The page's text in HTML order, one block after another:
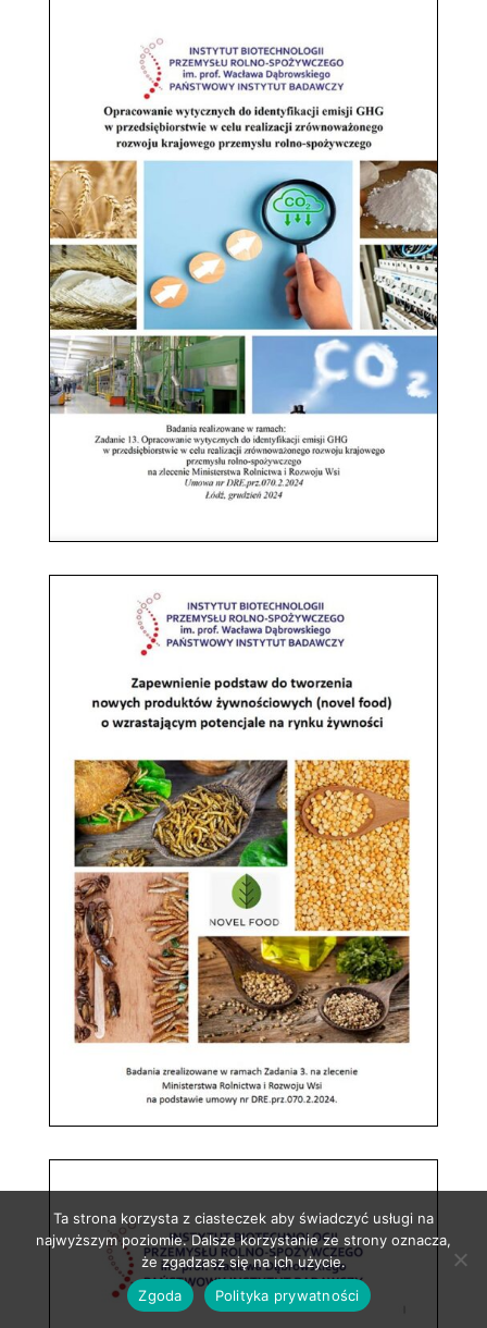
Ta strona korzysta z ciasteczek aby świadczyć usługi na
najwyższym poziomie. Dalsze korzystanie ze strony oznacza,
że zgadzasz się na ich użycie.
Zgoda
Polityka prywatności